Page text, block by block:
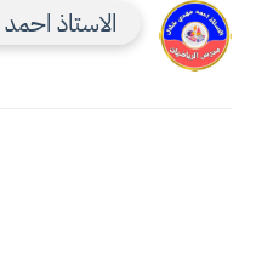
الاستاذ